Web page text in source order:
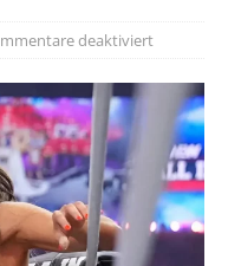
deaktiviert